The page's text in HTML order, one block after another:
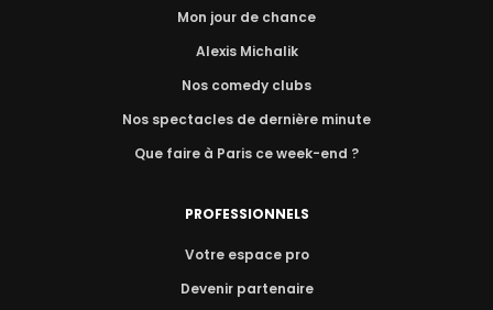
Mon jour de chance
Alexis Michalik
Nos comedy clubs
Nos spectacles de dernière minute
Que faire à Paris ce week-end ?
PROFESSIONNELS
Votre espace pro
Devenir partenaire